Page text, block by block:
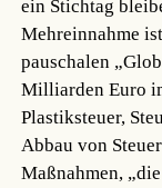
ein Stichtag
Mehreinnahme
pauschalen
Milliarden Euro
Plastiksteuer,
Abbau von
Maßnahmen,